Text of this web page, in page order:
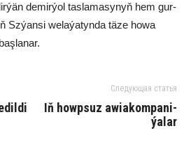
de­mir­ýol tas­la­ma­sy­nyň hem gur­
Szýan­si we­la­ýa­tyn­da tä­ze ho­wa
Следующая статья
Iň howp­suz awia­kom­pa­ni­
ýa­lar